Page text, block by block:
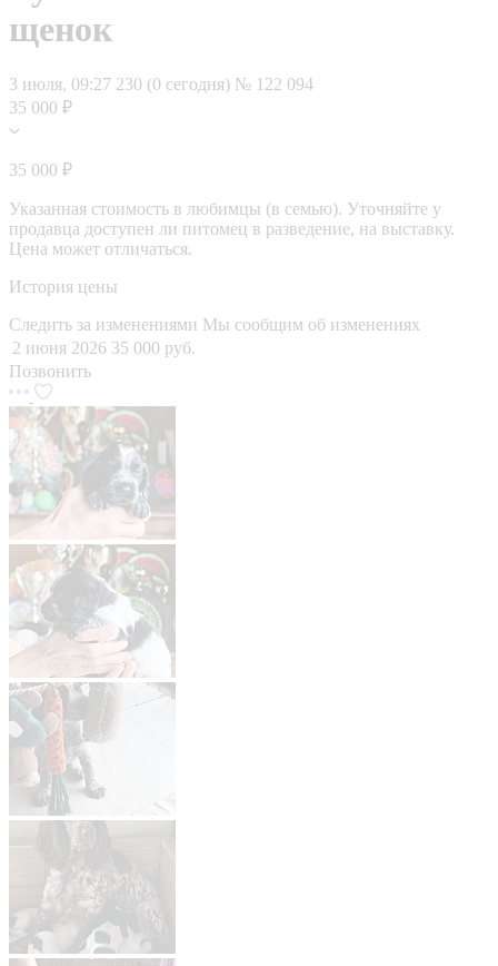
щенок
3 июля, 09:27 230 (0 сегодня) № 122 094
35 000 ₽
35 000 ₽
Указанная стоимость в любимцы (в семью). Уточняйте у
продавца доступен ли питомец в разведение, на выставку.
Цена может отличаться.
История цены
Следить за изменениями Мы сообщим об изменениях
2 июня 2026 35 000 руб.
Позвонить